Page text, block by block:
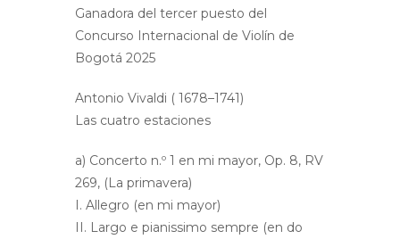
Ganadora del tercer puesto del
Concurso Internacional de Violín de
Bogotá 2025
Antonio Vivaldi ( 1678–1741)
Las cuatro estaciones
a) Concerto n.º 1 en mi mayor, Op. 8, RV
269, (La primavera)
I. Allegro (en mi mayor)
II. Largo e pianissimo sempre (en do